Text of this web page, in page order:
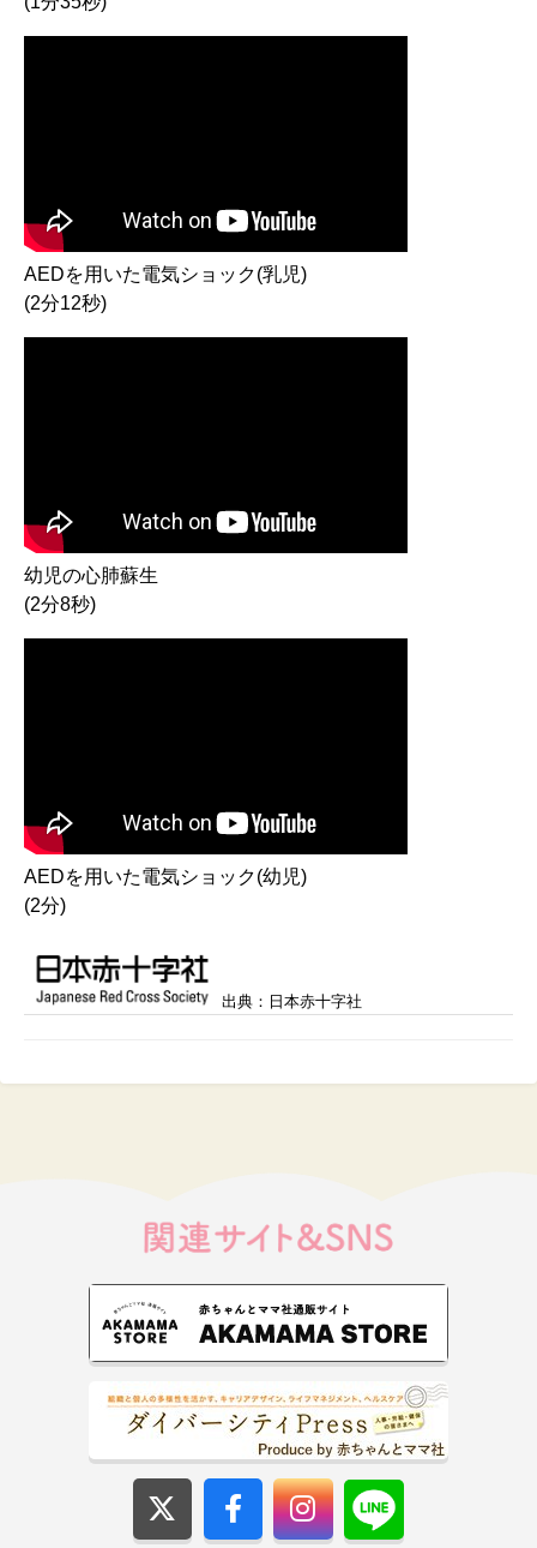
AEDを用いた電気ショック(乳児)
(2分12秒)
幼児の心肺蘇生
(2分8秒)
AEDを用いた電気ショック(幼児)
(2分)
出典：日本赤十字社